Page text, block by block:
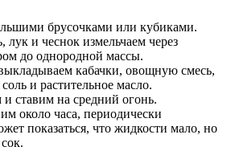
брусочками или кубиками.
лук и чеснок измельчаем через
до однородной массы.
кабачки, овощную смесь,
и растительное масло.
ставим на средний огонь.
около часа, периодически
показаться, что жидкости мало, но